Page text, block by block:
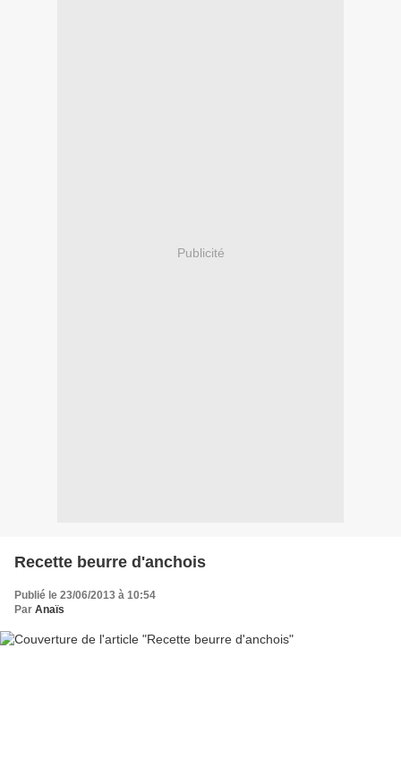
Publicité
Recette beurre d'anchois
Publié le 23/06/2013 à 10:54
Par Anaïs